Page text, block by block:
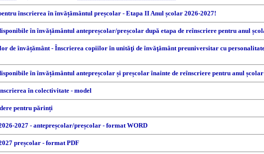
înscrierea în învățământul preșcolar - Etapa II Anul școlar 2026-2027!
în învățământul antepreșcolar/preșcolar după etapa de reînscriere pentru anul
de învățământ - Înscrierea copiilor în unităţi de învăţământ preuniversitar cu
în învățământul antepreșcolar și preșcolar înainte de reînscriere pentru anul școlar
în colectivitate - model
pentru părinți
2027 - antepreșcolar/preșcolar - format WORD
preșcolar - format PDF